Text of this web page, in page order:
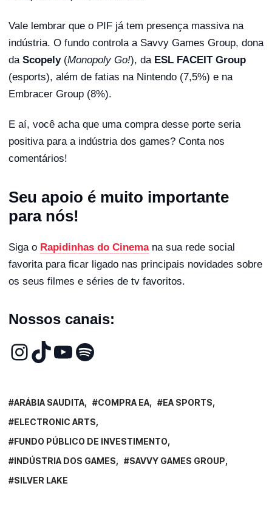
Vale lembrar que o PIF já tem presença massiva na
indústria. O fundo controla a Savvy Games Group, dona
da Scopely(Monopoly Go!), da ESL FACEIT Group
(esports), além de fatias na Nintendo (7,5%) e na
Embracer Group (8%).
E aí, você acha que uma compra desse porte seria
positiva para a indústria dos games? Conta nos
comentários!
Seu apoio é muito importante
para nós!
Siga o Rapidinhas do Cinemana sua rede social
favorita para ficar ligado nas principais novidades sobre
os seus filmes e séries de tv favoritos.
Nossos canais:
ARÁBIA SAUDITA COMPRA EA
EA SPORTS
ELECTRONIC ARTS
FUNDO PÚBLICO DE INVESTIMENTO
INDÚSTRIA DOS GAMES
SAVVY GAMES GROUP
SILVER LAKE